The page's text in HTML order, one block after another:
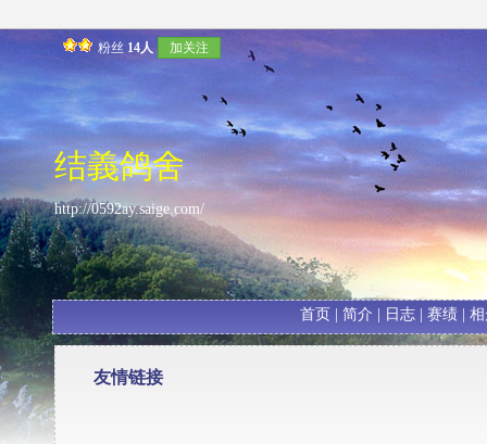
粉丝 14人 加关注
结義鸽舍
http://0592ay.saige.com/
首页 简介 日志| 赛绩|
友情链接